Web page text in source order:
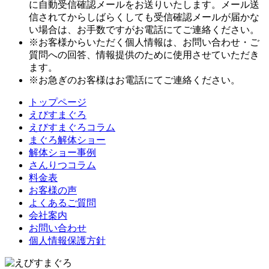
に自動受信確認メールをお送りいたします。メール送
信されてからしばらくしても受信確認メールが届かな
い場合は、お手数ですがお電話にてご連絡ください。
※お客様からいただく個人情報は、お問い合わせ・ご
質問への回答、情報提供のために使用させていただき
ます。
※お急ぎのお客様はお電話にてご連絡ください。
トップページ
えびすまぐろ
えびすまぐろコラム
まぐろ解体ショー
解体ショー事例
さんりつコラム
料金表
お客様の声
よくあるご質問
会社案内
お問い合わせ
個人情報保護方針